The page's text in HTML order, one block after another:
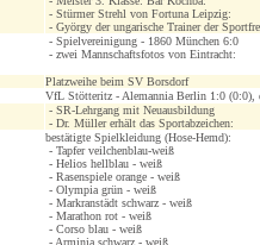
- Stürmer Strehl von Fortuna Leipzig:
- György der ungarische Trainer der
- Spielvereinigung - 1860 München 6:0
- zwei Mannschaftsfotos von Eintracht:
Platzweihe beim SV Borsdorf
VfL Stötteritz - Alemannia Berlin 1:0 (0:0),
- SR-Lehrgang mit Neuausbildung
- Dr. Müller erhält das Sportabzeichen:
bestätigte Spielkleidung (Hose-Hemd):
- Tapfer veilchenblau-weiß
- Helios hellblau - weiß
- Rasenspiele orange - weiß
- Olympia grün - weiß
- Markranstädt schwarz - weiß
- Marathon rot - weiß
- Corso blau - weiß